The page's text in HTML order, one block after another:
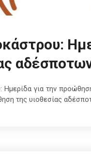
Ημερίδα για την
της υιοθεσίας